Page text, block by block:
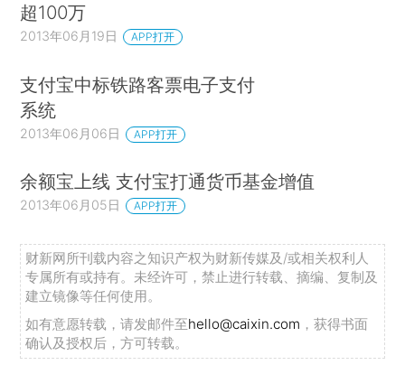
超100万
2013年06月19日 APP打开
支付宝中标铁路客票电子支付
系统
2013年06月06日 APP打开
余额宝上线 支付宝打通货币基金增值
2013年06月05日 APP打开
财新网所刊载内容之知识产权为财新传媒及/或相关权利人
专属所有或持有。未经许可，禁止进行转载、摘编、复制及
建立镜像等任何使用。
如有意愿转载，请发邮件至hello@caixin.com ，获得书面
确认及授权后，方可转载。